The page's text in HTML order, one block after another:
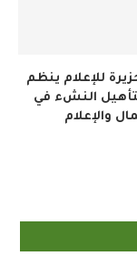
للإعلام ينظم
لتأهيل النشء في
والإعلام